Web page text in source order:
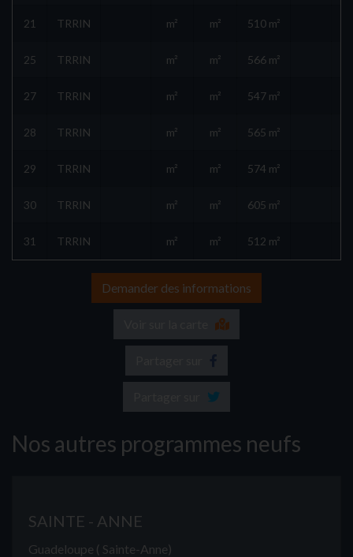
21 TRRIN m² m² 510 m²
25 TRRIN m² m² 566 m²
27 TRRIN m² m² 547 m²
28 TRRIN m² m² 565 m²
29 TRRIN m² m² 574 m²
30 TRRIN m² m² 605 m²
31 TRRIN m² m² 512 m²
Demander des informations
Nos autres programmes neufs
SAINTE - ANNE
Guadeloupe ( Sainte-Anne)